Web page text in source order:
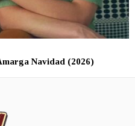
Navidad (2026)